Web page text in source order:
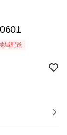
域配送